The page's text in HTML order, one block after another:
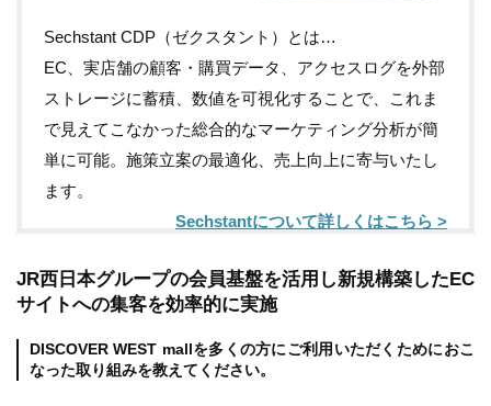
Sechstant CDP（ゼクスタント）とは…
EC、実店舗の顧客・購買データ、アクセスログを外部
ストレージに蓄積、数値を可視化することで、これま
で見えてこなかった総合的なマーケティング分析が簡
単に可能。施策立案の最適化、売上向上に寄与いたし
ます。
Sechstantについて詳しくはこちら >
JR西日本グループの会員基盤を活用し新規構築したEC
サイトへの集客を効率的に実施
DISCOVER WEST mallを多くの方にご利用いただくためにおこ
なった取り組みを教えてください。